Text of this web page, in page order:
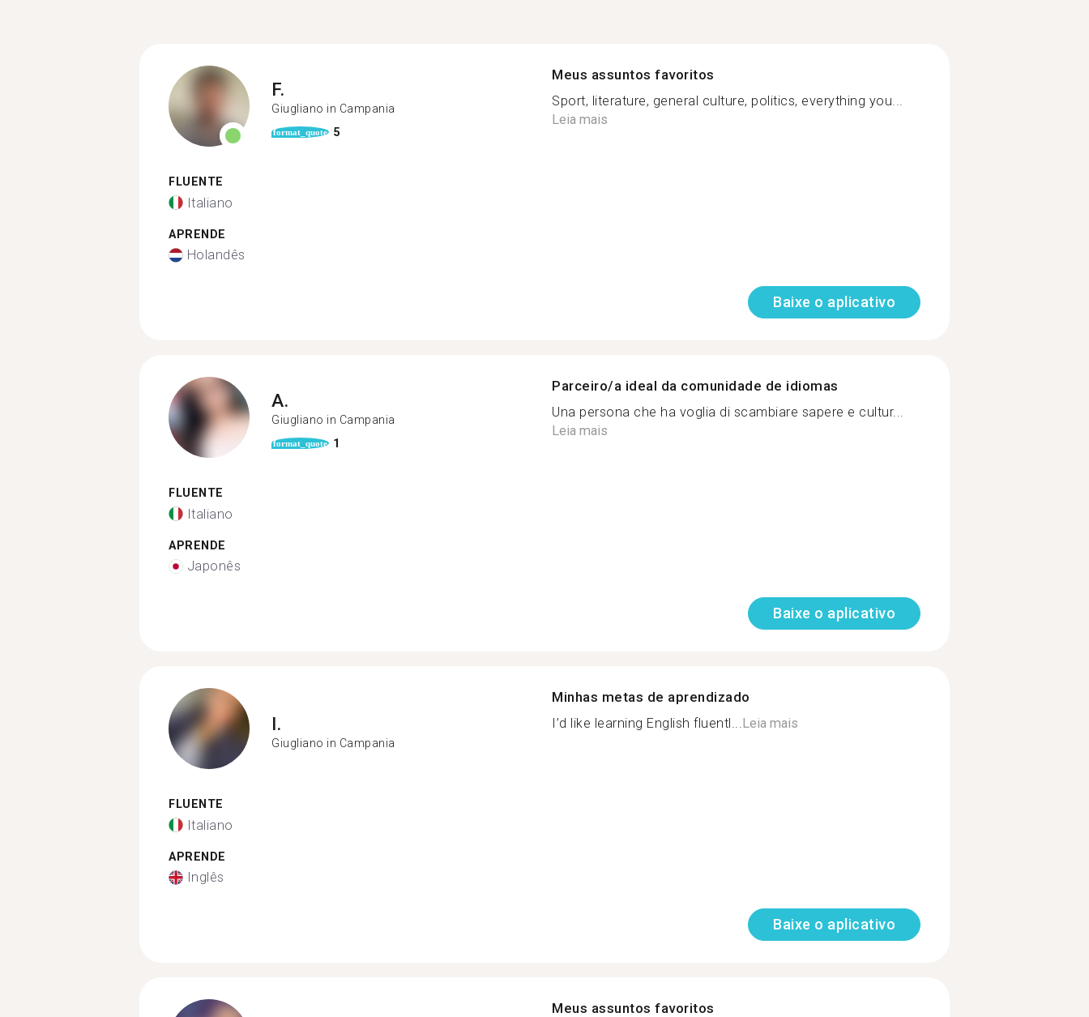
F.
Giugliano in Campania
format_quote 5
FLUENTE
Italiano
APRENDE
Holandês
Meus assuntos favoritos
Sport, literature, general culture, politics, everything you...
Leia mais
Baixe o aplicativo
A.
Giugliano in Campania
format_quote 1
FLUENTE
Italiano
APRENDE
Japonês
Parceiro/a ideal da comunidade de idiomas
Una persona che ha voglia di scambiare sapere e cultur...
Leia mais
Baixe o aplicativo
I.
Giugliano in Campania
FLUENTE
Italiano
APRENDE
Inglês
Minhas metas de aprendizado
I’d like learning English fluentl...Leia mais
Baixe o aplicativo
Meus assuntos favoritos